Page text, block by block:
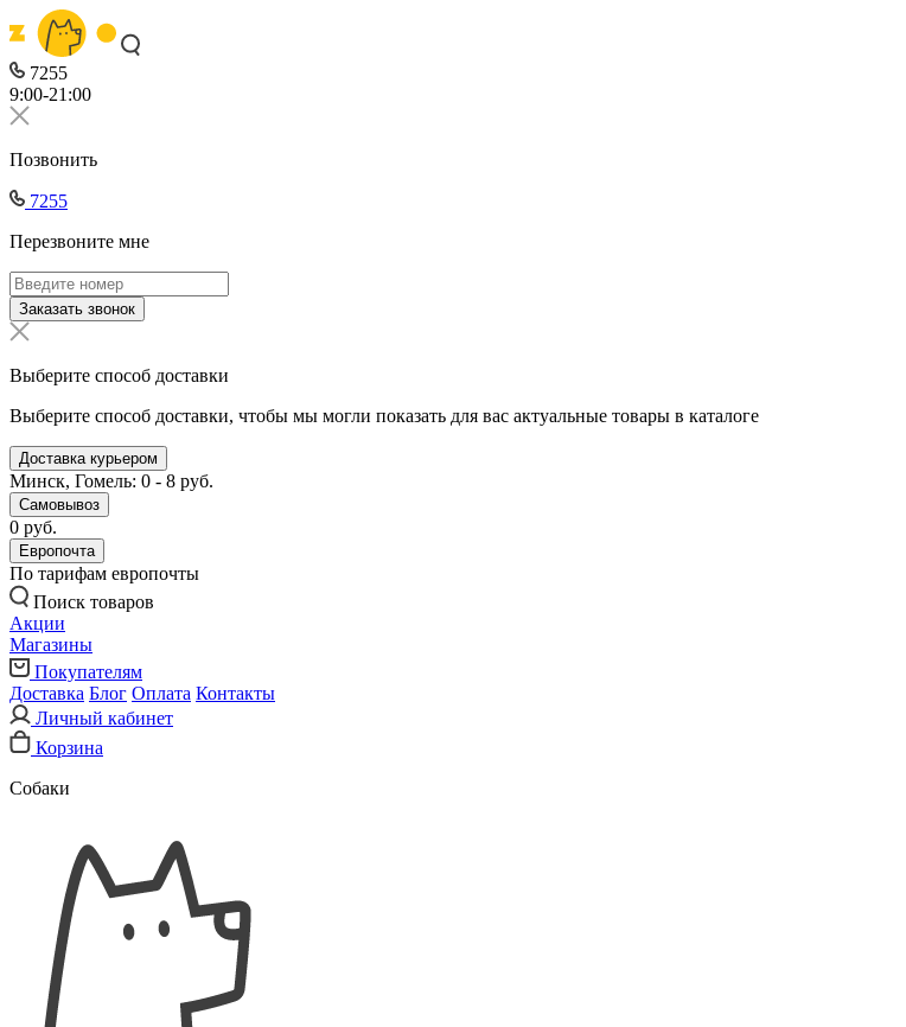
7255
9:00-21:00
Позвонить
7255
Перезвоните мне
Заказать звонок
Выберите способ доставки
Выберите способ доставки, чтобы мы могли показать для вас актуальные товары в каталоге
Доставка курьером
Минск, Гомель: 0 - 8 руб.
Самовывоз
0 руб.
Европочта
По тарифам европочты
Поиск товаров
Акции
Магазины
Покупателям
Доставка Блог Оплата Контакты
Личный кабинет
Корзина
Собаки